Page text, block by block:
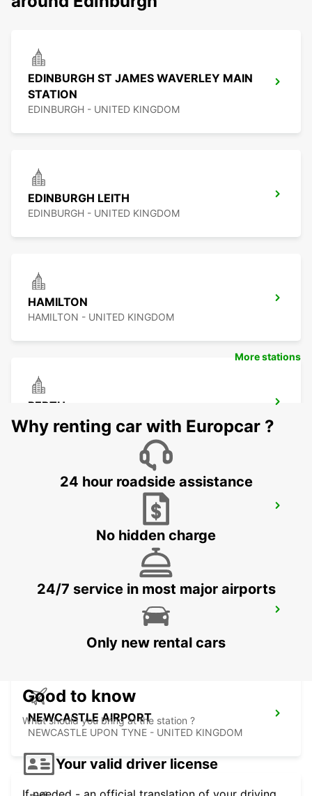
EDINBURGH ST JAMES WAVERLEY MAIN
STATION
EDINBURGH - UNITED KINGDOM
EDINBURGH LEITH
EDINBURGH - UNITED KINGDOM
HAMILTON
HAMILTON - UNITED KINGDOM
PERTH
PERTH - UNITED KINGDOM
GLASGOW LANCEFIELD QUAY
GLASGOW - UNITED KINGDOM
PAISLEY - UNITED KINGDOM
NEWCASTLE AIRPORT
NEWCASTLE UPON TYNE - UNITED KINGDOM
More stations
Why renting car with Europcar ?
24 hour roadside assistance
No hidden charge
24/7 service in most major airports
Only new rental cars
Good to know
What should you bring at the station ?
Your valid driver license